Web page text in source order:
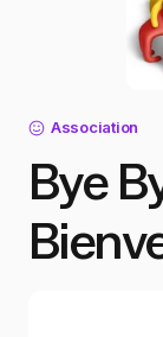
Association
Bye